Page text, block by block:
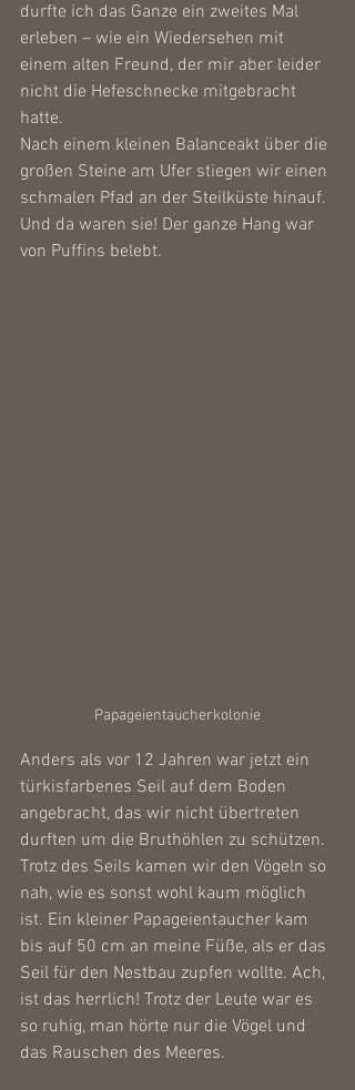
durfte ich das Ganze ein zweites Mal
erleben – wie ein Wiedersehen mit
einem alten Freund, der mir aber leider
nicht die Hefeschnecke mitgebracht
hatte.
Nach einem kleinen Balanceakt über die
großen Steine am Ufer stiegen wir einen
schmalen Pfad an der Steilküste hinauf.
Und da waren sie! Der ganze Hang war
von Puffins belebt.
Papageientaucherkolonie
Anders als vor 12 Jahren war jetzt ein
türkisfarbenes Seil auf dem Boden
angebracht, das wir nicht übertreten
durften um die Bruthöhlen zu schützen.
Trotz des Seils kamen wir den Vögeln so
nah, wie es sonst wohl kaum möglich
ist. Ein kleiner Papageientaucher kam
bis auf 50 cm an meine Füße, als er das
Seil für den Nestbau zupfen wollte. Ach,
ist das herrlich! Trotz der Leute war es
so ruhig, man hörte nur die Vögel und
das Rauschen des Meeres.